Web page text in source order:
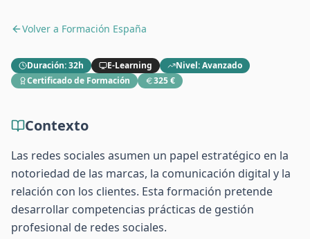
Volver a Formación España
Duración:32h E-Learning Nivel:Avanzado
Certificado de Formación
325 €
Contexto
Las redes sociales asumen un papel estratégico en la
notoriedad de las marcas, la comunicación digital y la
relación con los clientes. Esta formación pretende
desarrollar competencias prácticas de gestión
profesional de redes sociales.